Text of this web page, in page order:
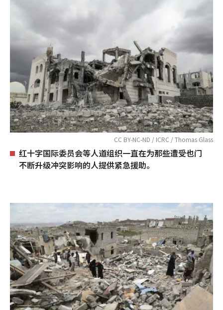
CC BY-NC-ND / ICRC / Thomas Glass
红十字国际委员会等人道组织一直在为那些遭受也门
不断升级冲突影响的人提供紧急援助。